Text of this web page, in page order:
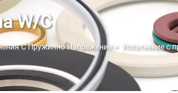
W/C
С Пружинно Напрежение> Уплътнение с